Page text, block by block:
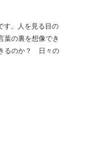
す。人を見る目の
の裏を想像でき
るのか？ 日々の